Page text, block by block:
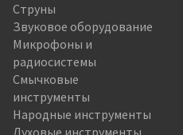
Струны
Звуковое оборудование
Микрофоны и
радиосистемы
Смычковые
инструменты
Народные инструменты
Духовые инструменты